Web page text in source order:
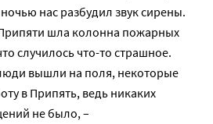
нас разбудил звук сирены.
шла колонна пожарных
случилось что-то страшное.
вышли на поля, некоторые
в Припять, ведь никаких
не было, –